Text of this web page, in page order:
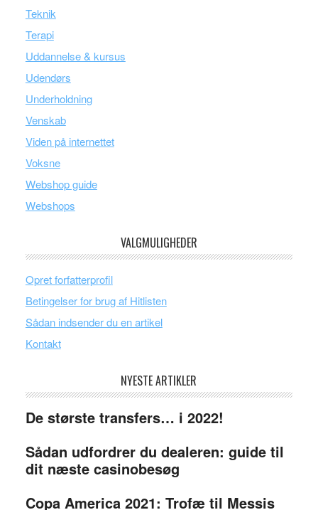
Teknik
Terapi
Uddannelse & kursus
Udendørs
Underholdning
Venskab
Viden på internettet
Voksne
Webshop guide
Webshops
VALGMULIGHEDER
Opret forfatterprofil
Betingelser for brug af Hitlisten
Sådan indsender du en artikel
Kontakt
NYESTE ARTIKLER
De største transfers… i 2022!
Sådan udfordrer du dealeren: guide til
dit næste casinobesøg
Copa America 2021: Trofæ til Messis